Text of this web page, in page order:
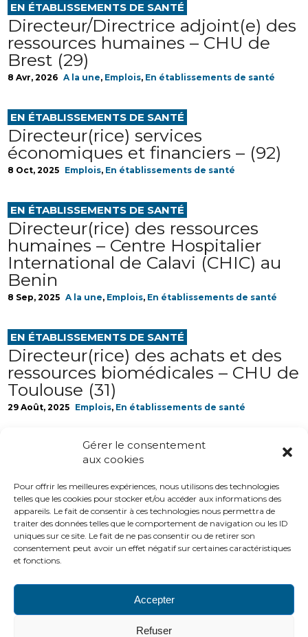
Gérer le consentement
aux cookies
Pour offrir les meilleures expériences, nous utilisons des technologies
telles que les cookies pour stocker et/ou accéder aux informations des
appareils. Le fait de consentir à ces technologies nous permettra de
traiter des données telles que le comportement de navigation ou les ID
uniques sur ce site. Le fait de ne pas consentir ou de retirer son
consentement peut avoir un effet négatif sur certaines caractéristiques
et fonctions.
Accepter
Refuser
EN ÉTABLISSEMENTS DE SANTÉ
Directeur/Directrice adjoint(e) des
ressources humaines – CHU de
Brest (29)
8 Avr, 2026 A la une, Emplois, En établissements de santé
EN ÉTABLISSEMENTS DE SANTÉ
Directeur(rice) services
économiques et financiers – (92)
8 Oct, 2025 Emplois, En établissements de santé
EN ÉTABLISSEMENTS DE SANTÉ
Directeur(rice) des ressources
humaines – Centre Hospitalier
International de Calavi (CHIC) au
Benin
8 Sep, 2025 A la une, Emplois, En établissements de santé
EN ÉTABLISSEMENTS DE SANTÉ
Directeur(rice) des achats et des
ressources biomédicales – CHU de
Toulouse (31)
29 Août, 2025 Emplois, En établissements de santé
EN ÉTABLISSEMENTS DE SANTÉ
Directeur(rice) ressources
humaines et affaires médicales –
ICANS (67)
19 Août, 2025 A la une, Emplois,En établissements de santé